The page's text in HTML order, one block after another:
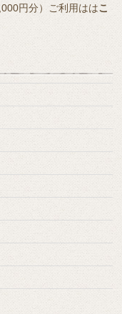
円分）ご利用ははこ